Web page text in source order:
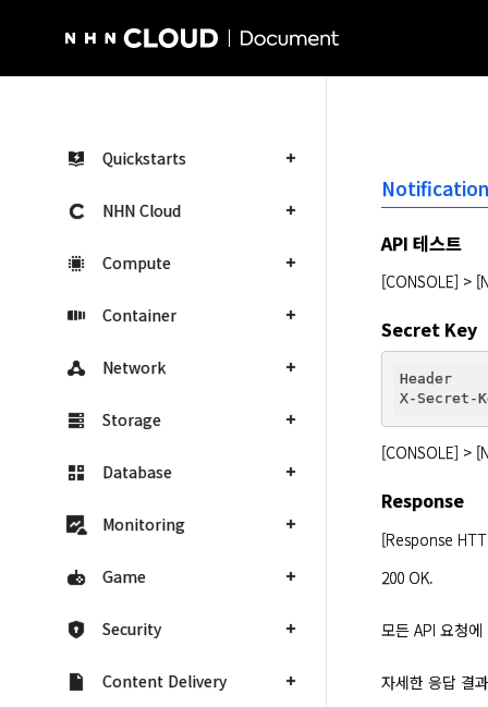
Quickstarts
NHN Cloud
Compute
Container
Network
Storage
Database
Monitoring
Game
Security
Content Delivery
API 테스트
[CONSOLE] >
Secret Key
Header
X-Secret-
[CONSOLE] >
Response
[Response
200 OK.
모든 API 요청
자세한 응답 결